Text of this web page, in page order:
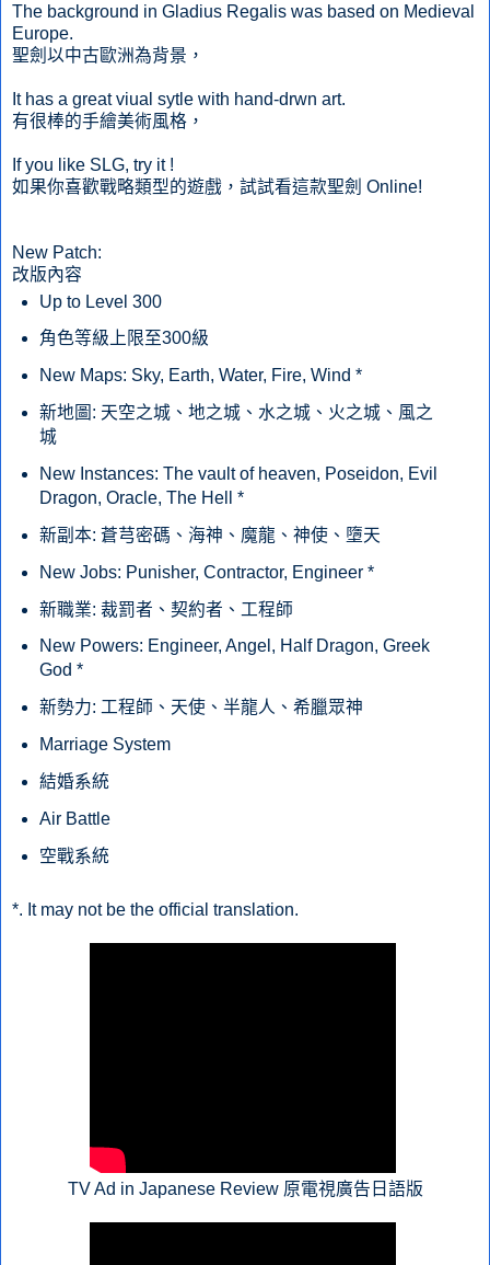
The background in Gladius Regalis was based on Medieval
Europe.
聖劍以中古歐洲為背景，
It has a great viual sytle with hand-drwn art.
有很棒的手繪美術風格，
If you like SLG, try it !
如果你喜歡戰略類型的遊戲，試試看這款聖劍 Online!
New Patch:
改版內容
Up to Level 300
角色等級上限至300級
New Maps: Sky, Earth, Water, Fire, Wind *
新地圖: 天空之城、地之城、水之城、火之城、風之
城
New Instances: The vault of heaven, Poseidon, Evil
Dragon, Oracle, The Hell *
新副本: 蒼芎密碼、海神、魔龍、神使、墮天
New Jobs: Punisher, Contractor, Engineer *
新職業: 裁罰者、契約者、工程師
New Powers: Engineer, Angel, Half Dragon, Greek
God *
新勢力: 工程師、天使、半龍人、希臘眾神
Marriage System
結婚系統
Air Battle
空戰系統
*. It may not be the official translation.
TV Ad in Japanese Review 原電視廣告日語版